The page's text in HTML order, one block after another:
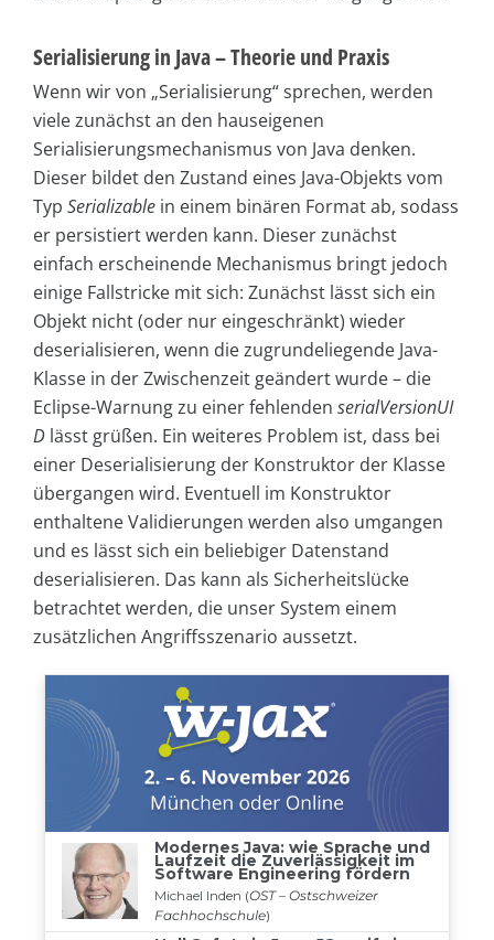
Serialisierung in Java – Theorie und Praxis
Wenn wir von „Serialisierung“ sprechen, werden
viele zunächst an den hauseigenen
Serialisierungsmechanismus von Java denken.
Dieser bildet den Zustand eines Java-Objekts vom
Typ Serializable in einem binären Format ab, sodass
er persistiert werden kann. Dieser zunächst
einfach erscheinende Mechanismus bringt jedoch
einige Fallstricke mit sich: Zunächst lässt sich ein
Objekt nicht (oder nur eingeschränkt) wieder
deserialisieren, wenn die zugrundeliegende Java-
Klasse in der Zwischenzeit geändert wurde – die
Eclipse-Warnung zu einer fehlenden serialVersionUI
D lässt grüßen. Ein weiteres Problem ist, dass bei
einer Deserialisierung der Konstruktor der Klasse
übergangen wird. Eventuell im Konstruktor
enthaltene Validierungen werden also umgangen
und es lässt sich ein beliebiger Datenstand
deserialisieren. Das kann als Sicherheitslücke
betrachtet werden, die unser System einem
zusätzlichen Angriffsszenario aussetzt.